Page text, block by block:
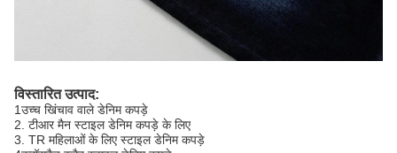
विस्तारित उत्पाद:
1उच्च खिंचाव वाले डेनिम कपड़े
2. टीआर मैन स्टाइल डेनिम कपड़े के लिए
3. TR महिलाओं के लिए स्टाइल डेनिम कपड़े